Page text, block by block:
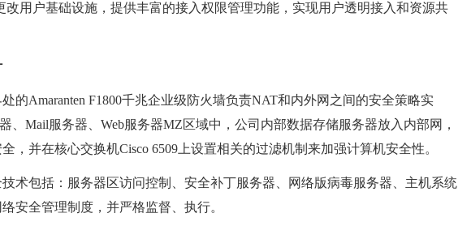
改用户基础设施，提供丰富的接入权限管理功能，实现用户透明接入和资源共
Amaranten F1800千兆企业级防火墙负责NAT和内外网之间的安全策略实
、Mail服务器、Web服务器MZ区域中，公司内部数据存储服务器放入内部网，
，并在核心交换机Cisco 6509上设置相关的过滤机制来加强计算机安全性。
包括：服务器区访问控制、安全补丁服务器、网络版病毒服务器、主机系统
安全管理制度，并严格监督、执行。